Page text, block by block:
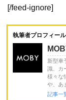
[/feed-ignore]
執筆者プロフィール
新型車
識、カ
様々な
や、あ
記事一